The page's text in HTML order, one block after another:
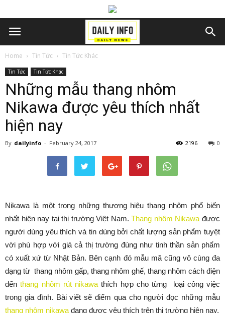
Home Tin Tức Tin Tức Khác
Tin Tức Tin Tức Khác
Những mẫu thang nhôm
Nikawa được yêu thích nhất
hiện nay
By dailyinfo - February 24, 2017 0
2196
Nikawa là một trong những thương hiệu thang nhôm phổ biến
nhất hiện nay tại thị trường Việt Nam.Thang nhôm Nikawa được
người dùng yêu thích và tin dùng bởi chất lượng sản phẩm tuyệt
vời phù hợp với giá cả thị trường đúng như tinh thần sản phẩm
có xuất xứ từ Nhật Bản. Bên cạnh đó mẫu mã cũng vô cùng đa
dạng từ thang nhôm gấp, thang nhôm ghế, thang nhôm cách điện
đếnthang nhôm rút nikawathích hợp cho từng loại công việc
trong gia đình. Bài viết sẽ điểm qua cho người đọc những mẫu
thang nhôm nikawa đang được yêu thích trên thị trường hiện nay.